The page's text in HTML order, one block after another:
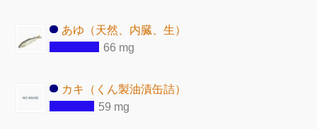
あゆ（天然、内臓、生）
66 mg
カキ（くん製油漬缶詰）
59 mg